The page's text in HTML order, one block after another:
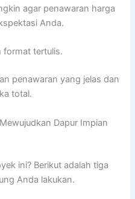
agar penawaran harga
Anda.
format tertulis.
penawaran yang jelas dan
total.
Dapur Impian
ini? Berikut adalah tiga
Anda lakukan.